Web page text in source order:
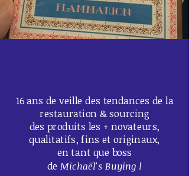
16 ans de veille des tendances de la
restauration & sourcing
des produits les + novateurs,
qualitatifs, fins et originaux,
en tant que boss
de Michaël’s Buying !